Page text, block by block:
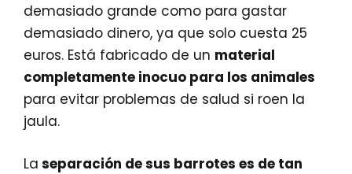
demasiado grande como para gastar
demasiado dinero, ya que solo cuesta 25
euros. Está fabricado de un material
completamente inocuo para los animales
para evitar problemas de salud si roen la
jaula.
La separación de sus barrotes es de tan